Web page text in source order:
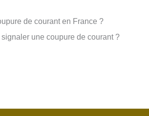
de courant en France ?
une coupure de courant ?